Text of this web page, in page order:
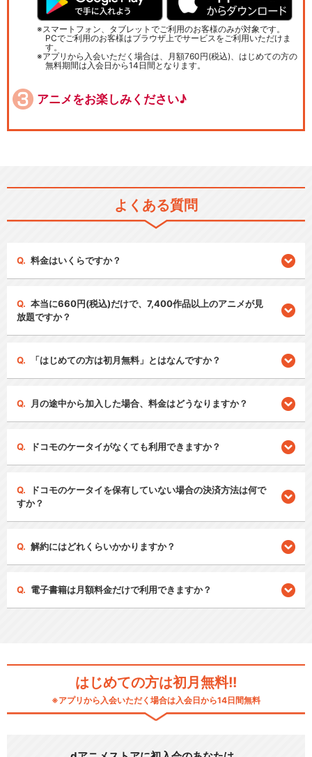
スマートフォン、タブレットでご利用のお客様のみが対象です。
PCでご利用のお客様はブラウザ上でサービスをご利用いただけま
す。
アプリから入会いただく場合は、月額760円(税込)、はじめての方の
無料期間は入会日から14日間となります。
アニメをお楽しみください♪
よくある質問
料金はいくらですか？
本当に660円(税込)だけで、7,400作品以上のアニメが見
放題ですか？
「はじめての方は初月無料」とはなんですか？
月の途中から加入した場合、料金はどうなりますか？
ドコモのケータイがなくても利用できますか？
ドコモのケータイを保有していない場合の決済方法は何で
すか？
解約にはどれくらいかかりますか？
電子書籍は月額料金だけで利用できますか？
はじめての方は初月無料!!
※アプリから入会いただく場合は入会日から14日間無料